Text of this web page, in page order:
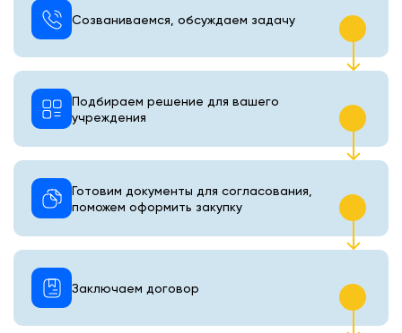
Созваниваемся, обсуждаем задачу
Подбираем решение для вашего
учреждения
Готовим документы для согласования,
поможем оформить закупку
Заключаем договор